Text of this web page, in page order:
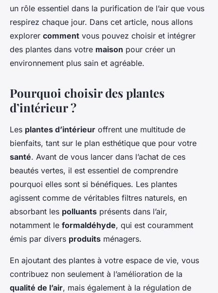
un rôle essentiel dans la purification de l’air que vous
respirez chaque jour. Dans cet article, nous allons
explorer comment vous pouvez choisir et intégrer
des plantes dans votre maison pour créer un
environnement plus sain et agréable.
Pourquoi choisir des plantes
d’intérieur ?
Les plantes d’intérieur offrent une multitude de
bienfaits, tant sur le plan esthétique que pour votre
santé. Avant de vous lancer dans l’achat de ces
beautés vertes, il est essentiel de comprendre
pourquoi elles sont si bénéfiques. Les plantes
agissent comme de véritables filtres naturels, en
absorbant les polluants présents dans l’air,
notamment le formaldéhyde, qui est couramment
émis par divers produits ménagers.
En ajoutant des plantes à votre espace de vie, vous
contribuez non seulement à l’amélioration de la
qualité de l’air, mais également à la régulation de